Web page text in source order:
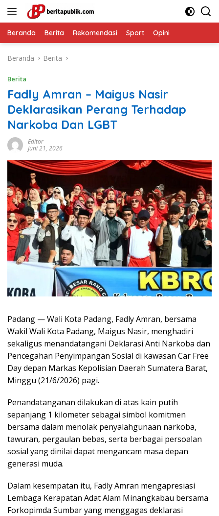
Beranda Berita Rekomendasi Sport Opini
Beranda Berita
Berita
Fadly Amran – Maigus Nasir
Deklarasikan Perang Terhadap
Narkoba Dan LGBT
Editor
Juni 21, 2026
Padang — Wali Kota Padang, Fadly Amran, bersama
Wakil Wali Kota Padang, Maigus Nasir, menghadiri
sekaligus menandatangani Deklarasi Anti Narkoba dan
Pencegahan Penyimpangan Sosial di kawasan Car Free
Day depan Markas Kepolisian Daerah Sumatera Barat,
Minggu (21/6/2026) pagi.
Penandatanganan dilakukan di atas kain putih
sepanjang 1 kilometer sebagai simbol komitmen
bersama dalam menolak penyalahgunaan narkoba,
tawuran, pergaulan bebas, serta berbagai persoalan
sosial yang dinilai dapat mengancam masa depan
generasi muda.
Dalam kesempatan itu, Fadly Amran mengapresiasi
Lembaga Kerapatan Adat Alam Minangkabau bersama
Forkopimda Sumbar yang menggagas deklarasi